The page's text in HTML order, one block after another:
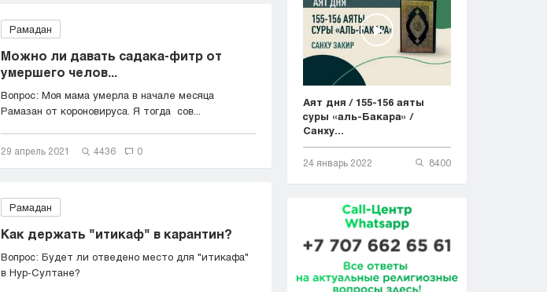
Рамадан
Можно ли давать садака-фитр от
умершего челов...
Вопрос: Моя мама умерла в начале месяца
Рамазан от короновируса. Я тогда сов...
29 апрель 2021 4436 0
Рамадан
Как держать "итикаф" в карантин?
Вопрос: Будет ли отведено место для "итикафа"
в Нур-Султане?
Аят дня / 155-156 аяты
суры «аль-Бакара» /
Санху...
24 январь 2022 8400